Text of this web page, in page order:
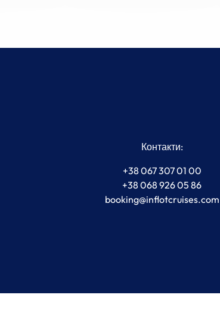
Контакти:
+38 067 307 01 00
+38 068 926 05 86
booking@inflotcruises.com